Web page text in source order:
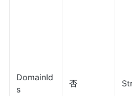
DomainId
s
否